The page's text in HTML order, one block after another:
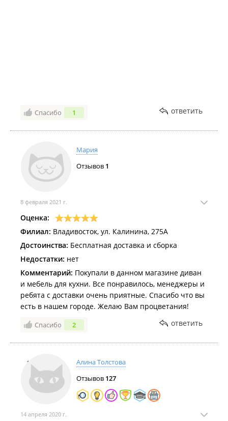
Спасибо 1 ответить
Мария
Отзывов 1
8 февраля 2021 г.
Оценка:
Филиал: Владивосток, ул. Калинина, 275А
Достоинства: Бесплатная доставка и сборка
Недостатки: нет
Комментарий: Покупали в данном магазине диван
и мебель для кухни. Все понравилось, менеджеры и
ребята с доставки очень приятные. Спасибо что вы
есть в нашем городе. Желаю Вам процветания!
Спасибо 2 ответить
Алина Толстова
Отзывов 127
14 апреля 2020 г.